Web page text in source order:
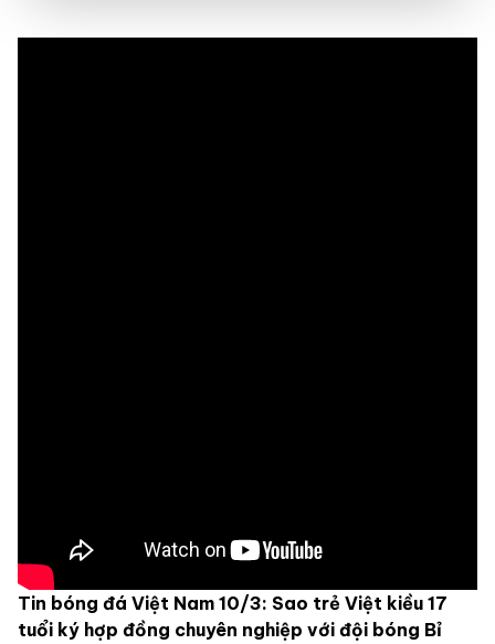
Tin bóng đá Việt Nam 10/3: Sao trẻ Việt kiều 17
tuổi ký hợp đồng chuyên nghiệp với đội bóng Bỉ